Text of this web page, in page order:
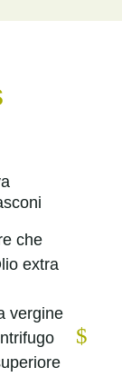
che
extra
vergine